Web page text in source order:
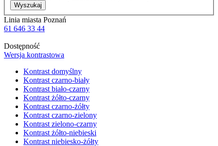
Wyszukaj
Linia miasta Poznań
61 646 33 44
Dostępność
Wersja kontrastowa
Kontrast domyślny
Kontrast czarno-biały
Kontrast biało-czarny
Kontrast żółto-czarny
Kontrast czarno-żółty
Kontrast czarno-zielony
Kontrast zielono-czarny
Kontrast żółto-niebieski
Kontrast niebiesko-żółty